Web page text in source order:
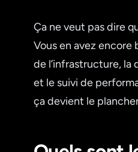
Ça ne veut pas dire
Vous en avez encore
de l’infrastructure, la
et le suivi de
ça devient le